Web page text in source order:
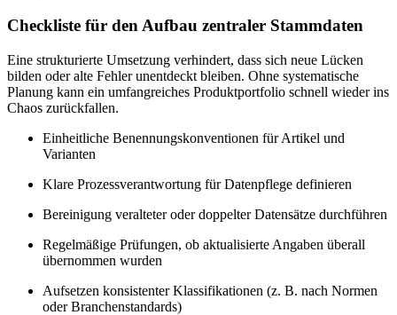
Checkliste für den Aufbau zentraler Stammdaten
Eine strukturierte Umsetzung verhindert, dass sich neue Lücken
bilden oder alte Fehler unentdeckt bleiben. Ohne systematische
Planung kann ein umfangreiches Produktportfolio schnell wieder ins
Chaos zurückfallen.
Einheitliche Benennungskonventionen für Artikel und
Varianten
Klare Prozessverantwortung für Datenpflege definieren
Bereinigung veralteter oder doppelter Datensätze durchführen
Regelmäßige Prüfungen, ob aktualisierte Angaben überall
übernommen wurden
Aufsetzen konsistenter Klassifikationen (z. B. nach Normen
oder Branchenstandards)